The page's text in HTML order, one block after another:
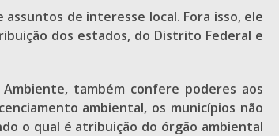
de interesse local. Fora isso, ele
dos estados, do Distrito Federal e
também confere poderes aos
ambiental, os municípios não
o qual é atribuição do órgão ambiental